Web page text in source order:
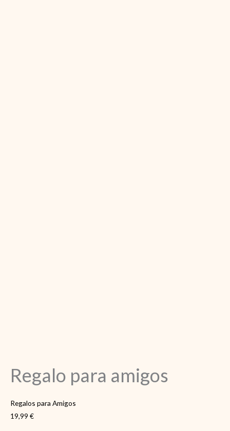
Regalo para amigos
Regalos para Amigos
19,99 €